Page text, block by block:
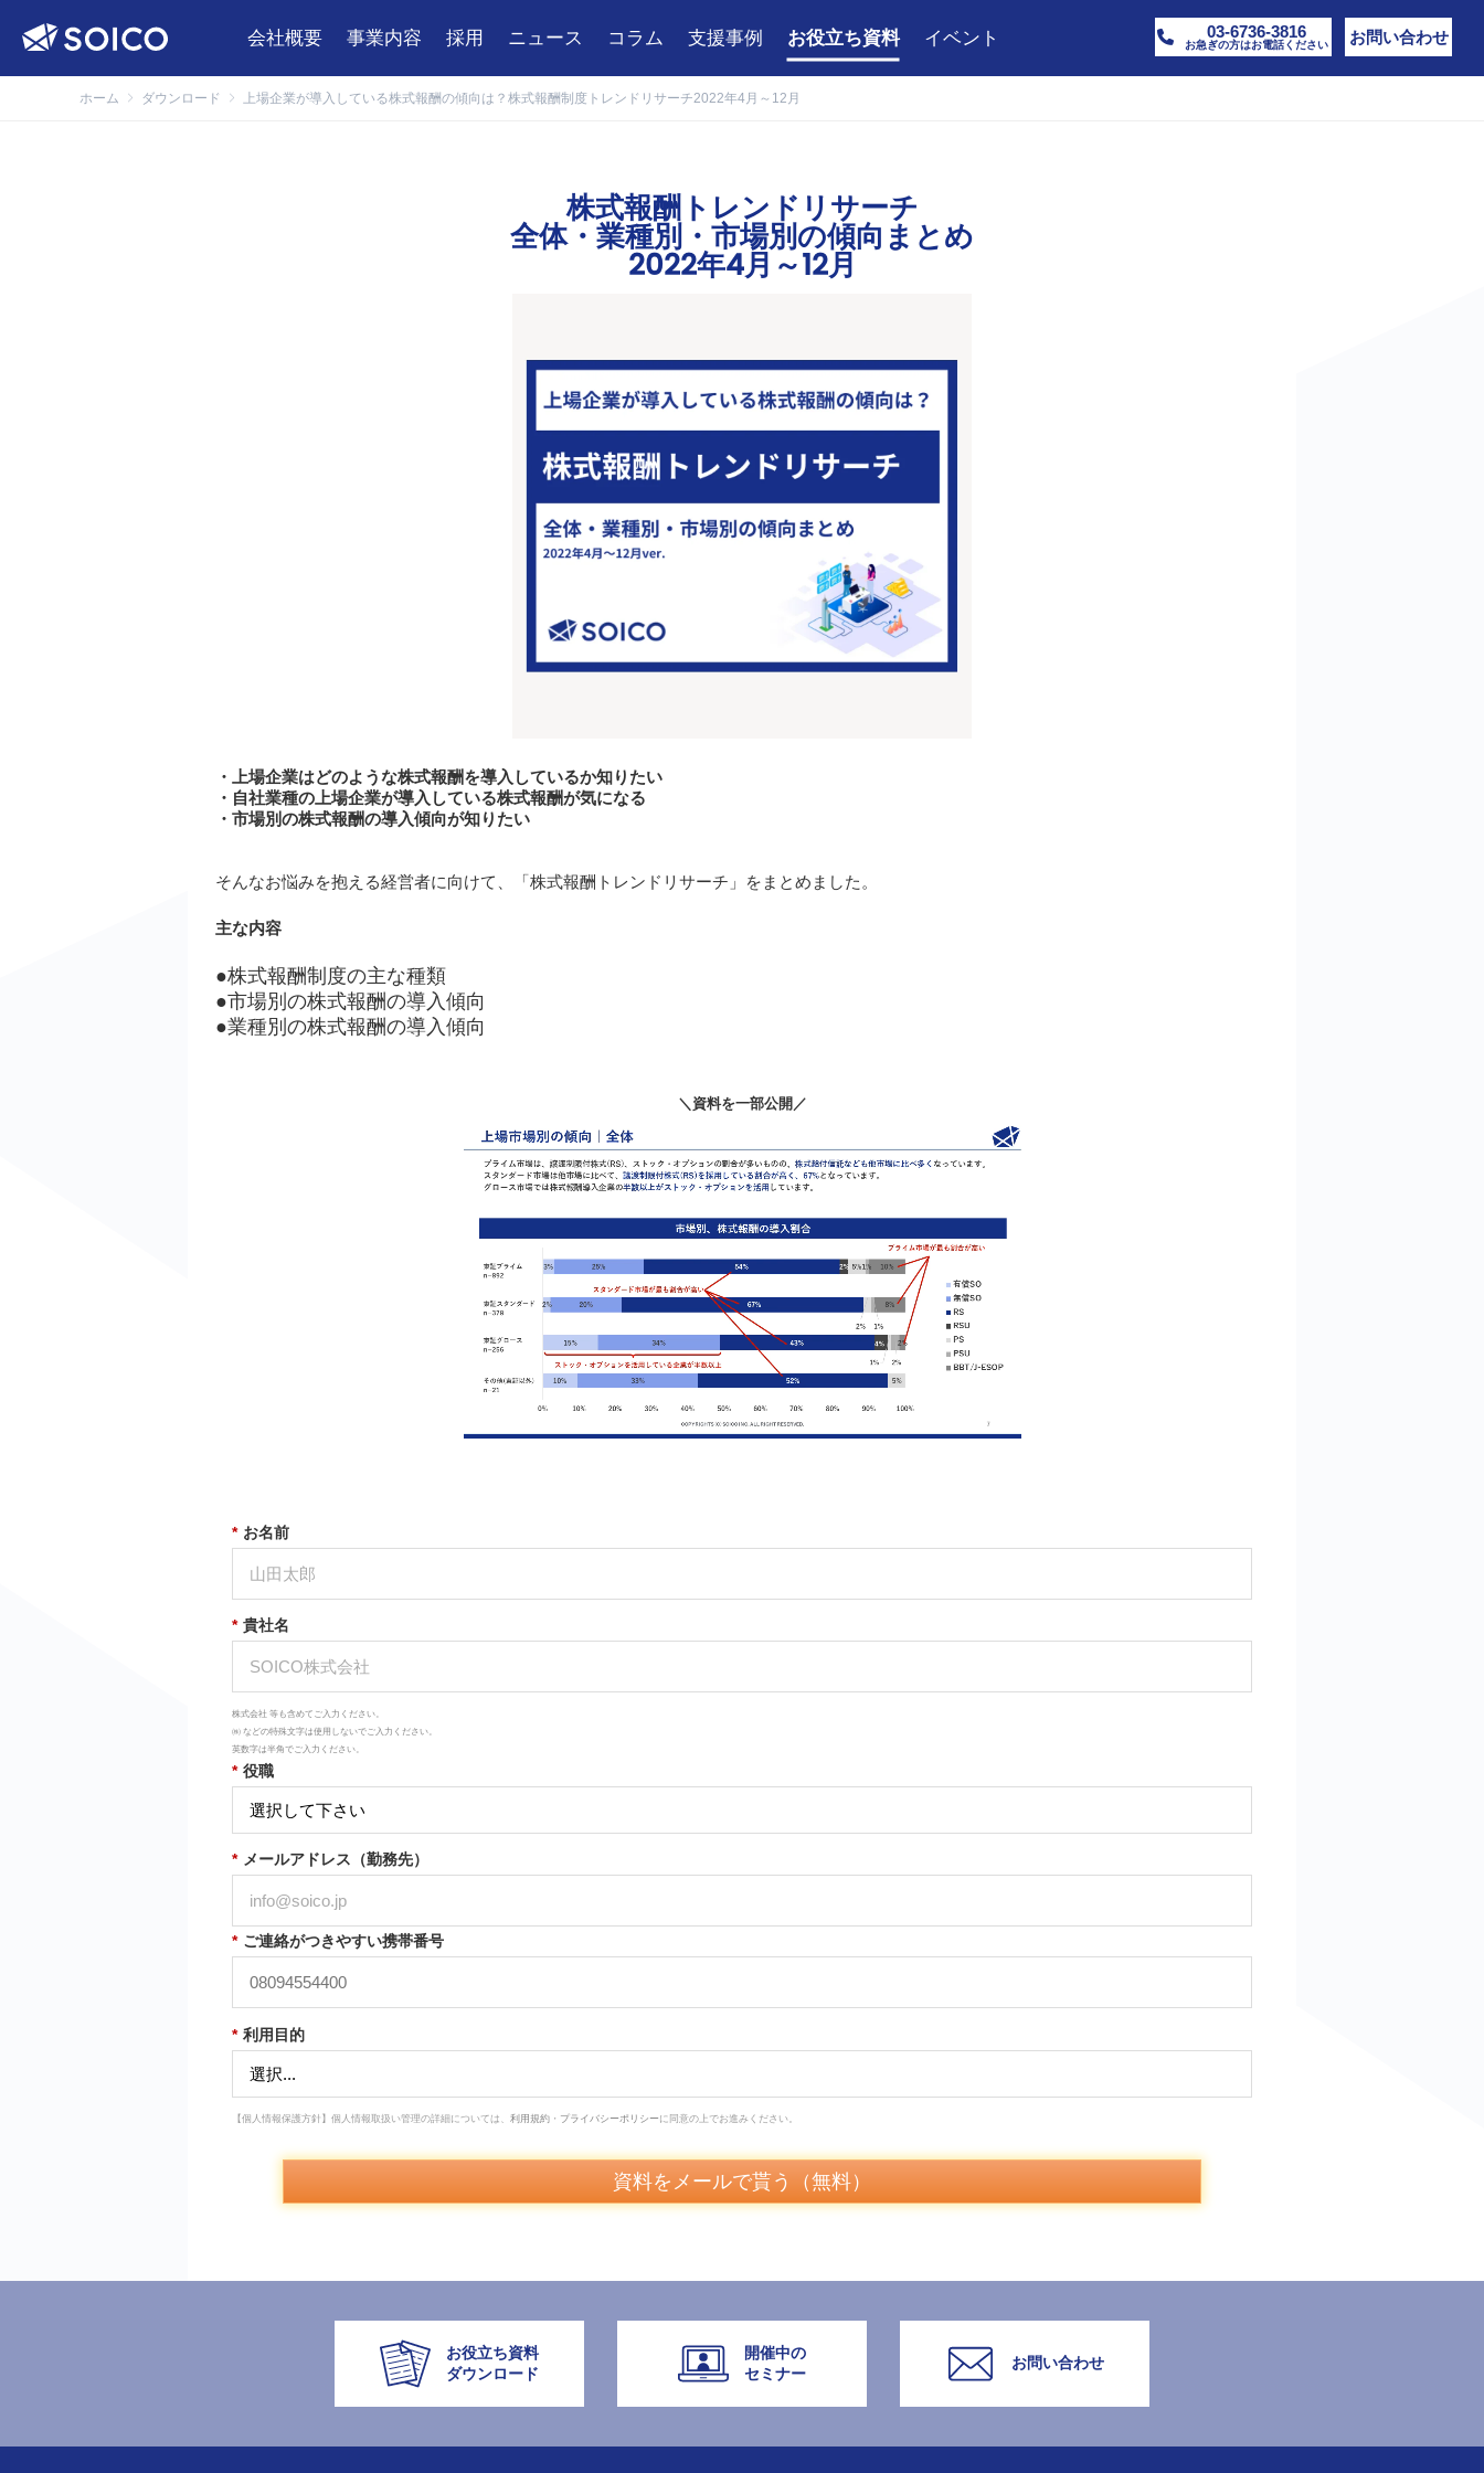
会社概要 事業内容 採用 ニュース コラム 支援事例 お役立ち資料 イベント 03-6736-3816
お急ぎの方はお電話ください お問い合わせ
ホーム ダウンロード 上場企業が導入している株式報酬の傾向は？株式報酬制度トレンドリサーチ2022年4月～12月
株式報酬 ト レン ド リサーチ
全体・ 業種別 ・ 市場別の傾向 ま とめ
2022年4月 ～12月
・上場企業はどのような株式報酬を導入しているか知りたい
・自社業種の上場企業が導入している株式報酬が気になる
・市場別の株式報酬の導入傾向が知りたい
そんなお悩みを抱える経営者に向けて、「株式報酬トレンドリサーチ」をまとめました。
主な内容
●株式報酬制度の主な種類
●市場別の株式報酬の導入傾向
●業種別の株式報酬の導入傾向
＼資料を一部公開／
* お名前
* 貴社名
株式会社 等も含めてご入力ください。
㈱ などの特殊文字は使用しないでご入力ください。
英数字は半角でご入力ください。
* 役職
* メールアドレス（勤務先）
* ご連絡がつきやすい携帯番号
* 利用目的
【個人情報保護方針】個人情報取扱い管理の詳細については、 利用規約 ・ プライバシーポリシー に同意の上でお進みください。
資料をメールで貰う（無料）
お役立ち資料
ダウンロード
開催中の
セミナー
お問い合わせ